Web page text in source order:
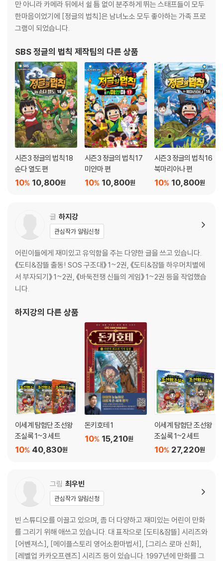
만 아니라 카메라 뒤에서 쉴 틈 없이 분주하게 뛰는 스태프들이 모두
한마음이었기에 [정글의 법칙]은 남녀노소 모두 좋아하는 가족 프로
그램이 되었습니다.
SBS 정글의 법칙 제작팀의 다른 상품
시즌3 정글의 법칙 18
순다 열도 편
10,800원
10%
시즌3 정글의 법칙 17
미얀마 편
10,800원
10%
시즌3 정글의 법칙 16
북마리아나 편
10,800원
10%
글 하지강
관심작가 알림신청
어린이들에게 재미있고 유익함을 주는 다양한 글을 쓰고 있습니다.
《도티&잠뜰 출동! SOS 구조대》 1~2권, 《도티&잠뜰 하우머치별에
서 부자되기》 1~2권, 《바둑전쟁 신들의 게임》 1~2권 등을 작업했습
니다.
하지강의 다른 상품
이세계 탐험단 조선왕
조실록 1~3 세트
40,830원
10%
돈키호테 1
15,210원
10%
이세계 탐험단 조선왕
조실록 1~2 세트
27,220원
10%
그림 최우빈
관심작가 알림신청
빈 스튜디오를 이끌고 있으며, 좀 더 다양하고 재미있는 어린이 만화
를 그리기 위해 애쓰고 있습니다. 대 표작으로 [도티&잠뜰] 시리즈와
[어벤져스], [메이플스토리 영어소환마법서], [그리스 로마 신화],
[레벨업 카카오프렌즈] 시리즈 등이 있습니다. 1997년에 만화를 그